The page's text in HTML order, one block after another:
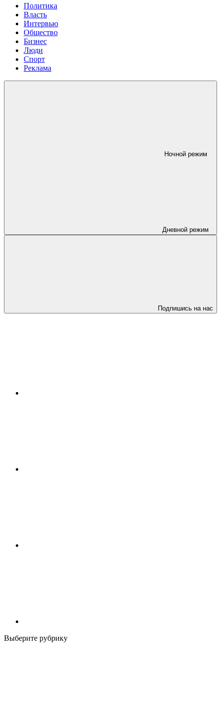
Политика
Власть
Интервью
Общество
Бизнес
Люди
Спорт
Реклама
Ночной режим
Дневной режим
Подпишись на нас
Выберите рубрику